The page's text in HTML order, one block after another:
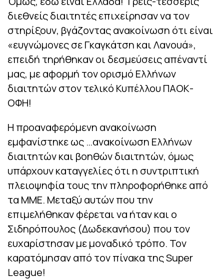
διεθνείς διαιτητές επιχείρησαν να τον
στηρίξουν, βγάζοντας ανακοίνωση ότι είναι
«ευγνώμονες σε Γκαγκάτση και Λανουά»,
επειδή τηρήθηκαν οι δεσμεύσεις απέναντί
μας, με αφορμή τον ορισμό Ελλήνων
διαιτητών στον τελικό Κυπέλλου ΠΑΟΚ-
ΟΦΗ!
Η προαναφερόμενη ανακοίνωση
εμφανίστηκε ως …ανακοίνωση Ελλήνων
διαιτητών και βοηθών διαιτητών, όμως
υπάρχουν καταγγελίες ότι η συντριπτική
πλειοψηφία τους την πληροφορήθηκε από
τα ΜΜΕ. Μεταξύ αυτών που την
επιμελήθηκαν φέρεται να ήταν και ο
Σιδηρόπουλος (Δωδεκανήσου) που τον
ευχαρίστησαν με μοναδικό τρόπο. Τον
καρατόμησαν από τον πίνακα της Super
League!